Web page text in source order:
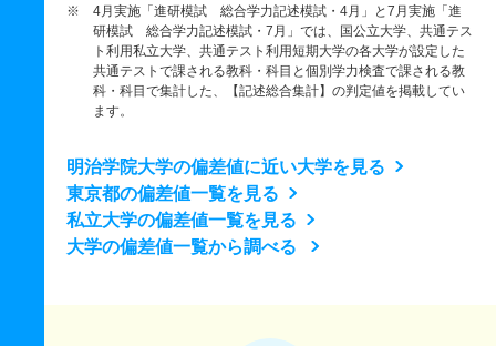
※ 4月実施「進研模試 総合学力記述模試・4月」と7月実施「進
研模試 総合学力記述模試・7月」では、国公立大学、共通テス
ト利用私立大学、共通テスト利用短期大学の各大学が設定した
共通テストで課される教科・科目と個別学力検査で課される教
科・科目で集計した、【記述総合集計】の判定値を掲載してい
ます。
明治学院大学の偏差値に近い大学を見る
東京都の偏差値一覧を見る
私立大学の偏差値一覧を見る
大学の偏差値一覧から調べる